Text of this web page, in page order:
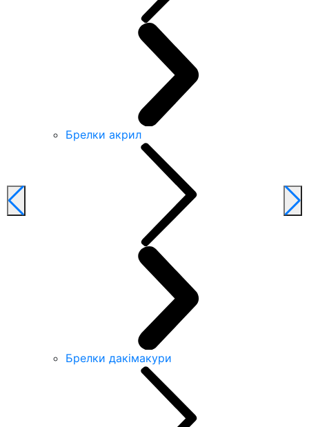
Брелки акрил
Брелки дакімакури